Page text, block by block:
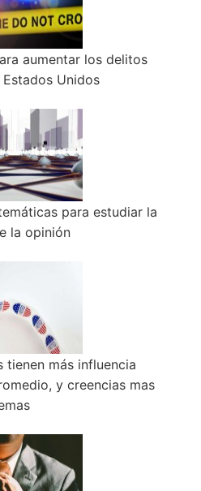
aumentar los delitos
Unidos
para estudiar la
la opinión
tienen más influencia
y creencias mas